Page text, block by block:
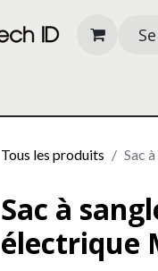
Tous les produits Sac
Sac à
électrique